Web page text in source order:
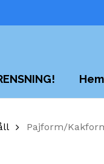
Hem
Pajform/